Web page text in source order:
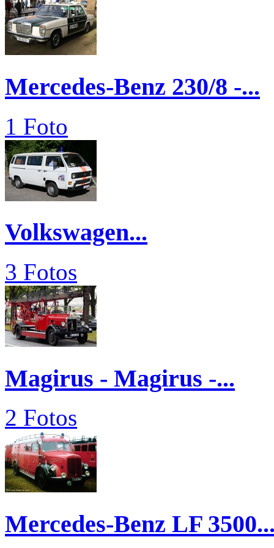
Mercedes-Benz 230/8 -...
1 Foto
Volkswagen...
3 Fotos
Magirus - Magirus -...
2 Fotos
Mercedes-Benz LF